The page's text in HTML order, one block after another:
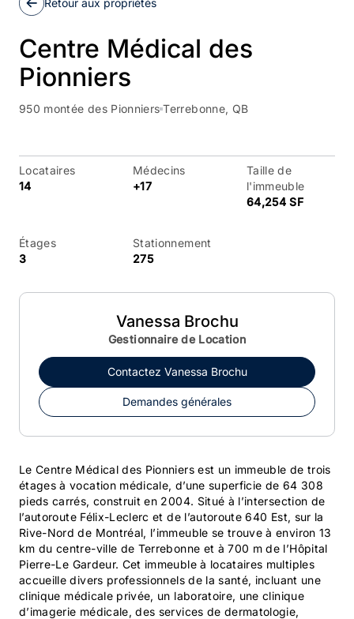
Retour aux propriétés
Centre Médical des
Pionniers
950 montée des Pionniers Terrebonne, QB
Locataires
14
Médecins
+17
Taille de
l'immeuble
64,254 SF
Étages
3
Stationnement
275
Vanessa Brochu
Gestionnaire de Location
Contactez Vanessa Brochu
Demandes générales
Le Centre Médical des Pionniers est un immeuble de trois
étages à vocation médicale, d’une superficie de 64 308
pieds carrés, construit en 2004. Situé à l’intersection de
l’autoroute Félix-Leclerc et de l’autoroute 640 Est, sur la
Rive-Nord de Montréal, l’immeuble se trouve à environ 13
km du centre-ville de Terrebonne et à 700 m de l’Hôpital
Pierre-Le Gardeur. Cet immeuble à locataires multiples
accueille divers professionnels de la santé, incluant une
clinique médicale privée, un laboratoire, une clinique
d’imagerie médicale, des services de dermatologie,